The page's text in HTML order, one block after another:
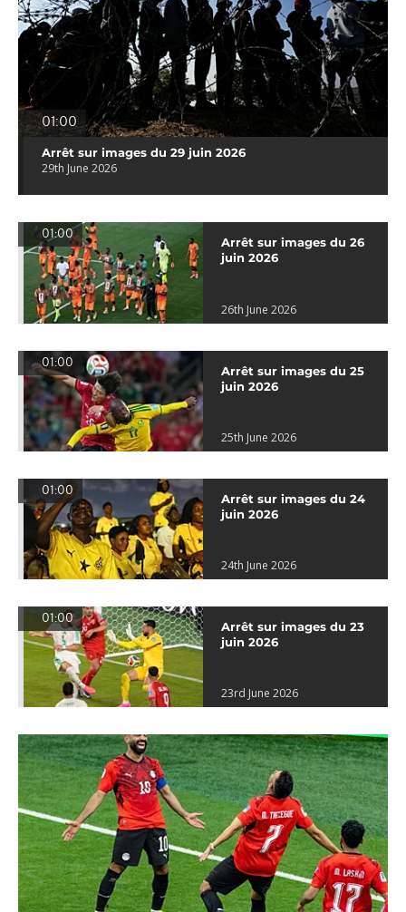
01:00
Arrêt sur images du 29 juin 2026
29th June 2026
01:00
Arrêt sur images du 26
juin 2026
26th June 2026
01:00
Arrêt sur images du 25
juin 2026
25th June 2026
01:00
Arrêt sur images du 24
juin 2026
24th June 2026
01:00
Arrêt sur images du 23
juin 2026
23rd June 2026